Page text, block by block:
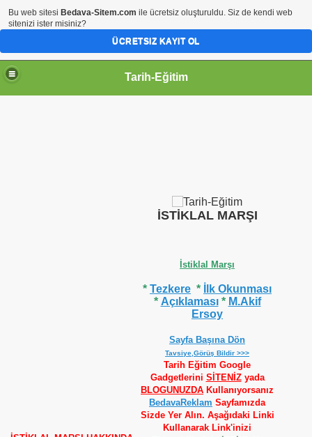
Tarih-Eğitim
İSTİKLAL MARŞI
İlk Okunması
* Açıklaması * M.Akif
Ersoy
Tavsiye,Görüş Bildir >>>
Tarih Eğitim Google
GadgetleriniSİTENİZyada
BLOGUNUZDA Kullanıyorsanız
BedavaReklamSayfamızda
Sizde Yer Alın. Aşağıdaki Linki
Kullanarak Link'inizi
Ekleyebilirsiniz.İSTİKLAL
Bu web sitesi Bedava-Sitem.com ile ücretsiz oluşturuldu. Siz de kendi web
sitenizi ister misiniz?
ÜCRETSIZ KAYIT OL